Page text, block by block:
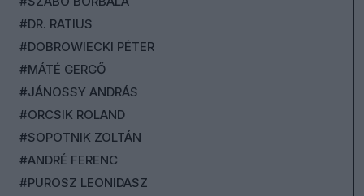
#DR. RATIUS
#DOBROWIECKI PÉTER
#MÁTÉ GERGŐ
#JÁNOSSY ANDRÁS
#ORCSIK ROLAND
#SOPOTNIK ZOLTÁN
#ANDRÉ FERENC
#PUROSZ LEONIDASZ